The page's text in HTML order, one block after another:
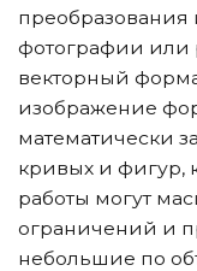
фотографии или
векторный
изображение
математически
кривых и фигур,
работы могут
ограничений и
небольшие по